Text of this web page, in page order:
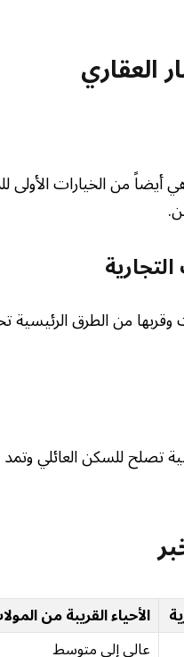
العقاري
أيضاً من الخيارات الأولى
من الطرق الرئيسية
تصلح للسكن العائلي
الأحياء القريبة من
عالي إلى متوسط